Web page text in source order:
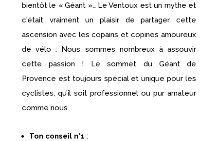
bientôt le « Géant »… Le Ventoux est un mythe et
c'était vraiment un plaisir de partager cette
ascension avec les copains et copines amoureux
de vélo : Nous sommes nombreux à assouvir
cette passion ! Le sommet du Géant de
Provence est toujours spécial et unique pour les
cyclistes, qu’il soit professionnel ou pur amateur
comme nous.
Ton conseil n°1 :